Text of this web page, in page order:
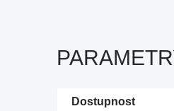
Dostupnost